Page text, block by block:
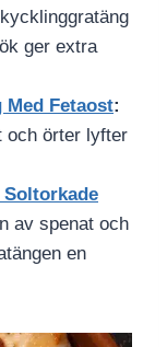
ger extra
Fetaost:
och örter lyfter
av spenat och
en